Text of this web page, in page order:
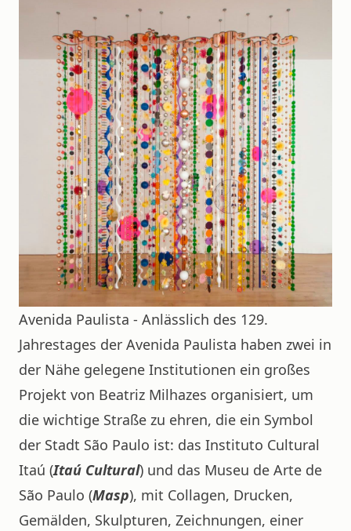
Avenida Paulista - Anlässlich des 129.
Jahrestages der Avenida Paulista haben zwei in
der Nähe gelegene Institutionen ein großes
Projekt von Beatriz Milhazes organisiert, um
die wichtige Straße zu ehren, die ein Symbol
der Stadt São Paulo ist: das Instituto Cultural
Itaú (Itaú Cultural) und das Museu de Arte de
São Paulo (Masp), mit Collagen, Drucken,
Gemälden, Skulpturen, Zeichnungen, einer